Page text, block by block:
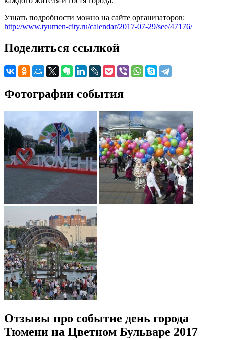
Узнать подробности можно на сайте организаторов:
http://www.tyumen-city.ru/calendar/2017-07-29/see/47176/
Поделиться ссылкой
Фотографии события
Отзывы про событие день города
Тюмени на Цветном Бульваре 2017